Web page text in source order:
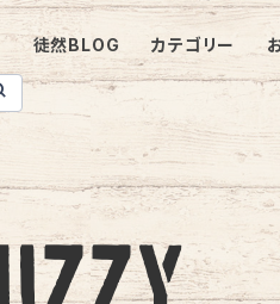
徒然BLOG カテゴリー